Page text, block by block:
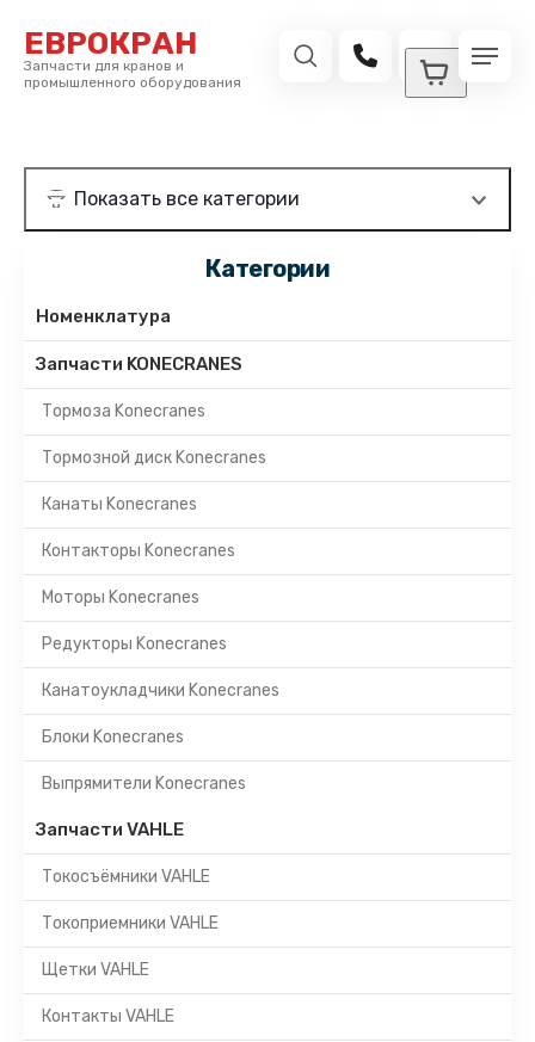
ЕВРОКРАН
Запчасти для кранов и
промышленного оборудования
Категории
Номенклатура
Запчасти KONECRANES
Тормоза Konecranes
Тормозной диск Konecranes
Канаты Konecranes
Контакторы Konecranes
Моторы Konecranes
Редукторы Konecranes
Канатоукладчики Konecranes
Блоки Konecranes
Выпрямители Konecranes
Запчасти VAHLE
Токосъёмники VAHLE
Токоприемники VAHLE
Щетки VAHLE
Контакты VAHLE